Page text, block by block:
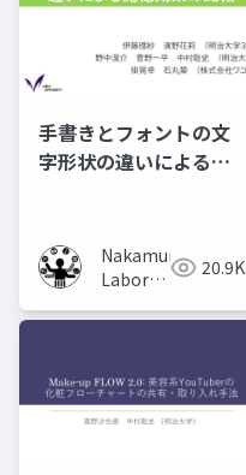
手書きとフォントの文
字形状の違いによる記
Nakamura
Laboratory
University)
20.9K